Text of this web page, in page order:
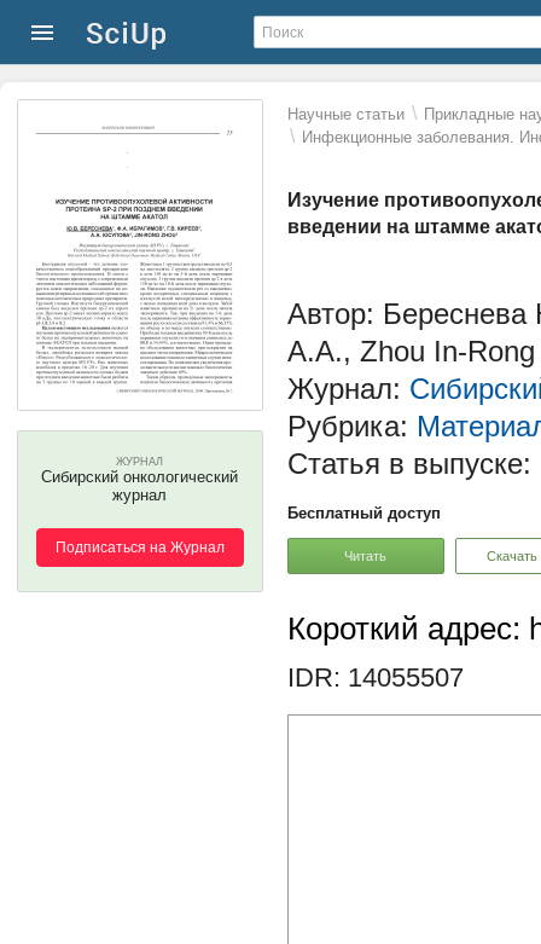
Научные статьи \ Прикладные
\ Инфекционные заболевания.
Изучение
введении на штамме
ЖУРНАЛ
Сибирский онкологический
журнал
Подписаться на Журнал
Автор:
А.А., Zhou In-Rong
Журнал:
Рубрика:
Статья в выпуске:
Бесплатный доступ
Читать Скачать
Короткий адрес:
IDR: 14055507